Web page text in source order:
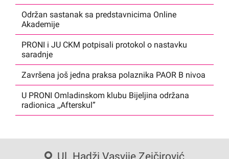
Održan sastanak sa predstavnicima Online
Akademije
PRONI i JU CKM potpisali protokol o nastavku
saradnje
Završena još jedna praksa polaznika PAOR B nivoa
U PRONI Omladinskom klubu Bijeljina održana
radionica ,,Afterskul”
Ul. Hadži Vasvije Zejčirović